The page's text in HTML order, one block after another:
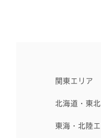
関東エリア
北海道・東
東海・北陸